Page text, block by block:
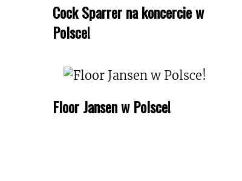
Cock Sparrer na koncercie w
Polsce!
Floor Jansen w Polsce!